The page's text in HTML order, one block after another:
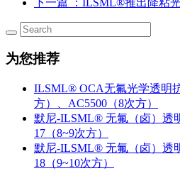
为您推荐
ILSML® OCA无氟光学透明
方）、AC5500（8次方）
默尼-ILSML® 无氟（卤）透
17（8~9次方）
默尼-ILSML® 无氟（卤）透
18（9~10次方）